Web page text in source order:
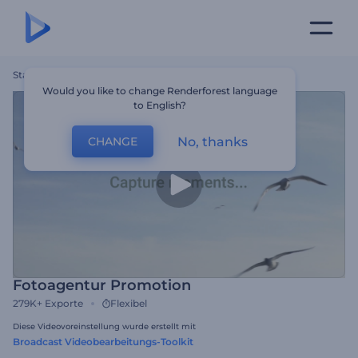
Startseite
Fotoagentur Promotion
279K+ Exporte Flexibel
Diese Videovoreinstellung wurde erstellt mit
Broadcast Videobearbeitungs-Toolkit
Would you like to change Renderforest language
to English?
CHANGE No, thanks